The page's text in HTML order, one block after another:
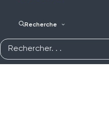
Recherche